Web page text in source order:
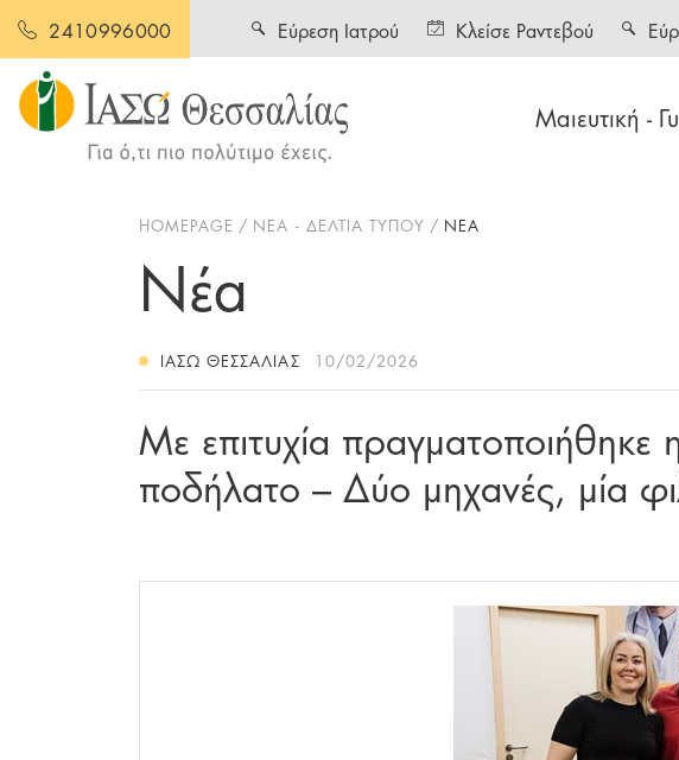
2410996000
Μαιευτική -
Εύρεση Ιατρού Κλείσε Ραντεβού
HOMEPAGE ΝΕΑ - ΔΕΛΤΙΑ ΤΥΠΟΥ ΝΕΑ
Νέα
ΙΑΣΩ ΘΕΣΣΑΛΊΑΣ 10/02/2026
Με επιτυχία
ποδήλατο – Δύο μηχανές, μία